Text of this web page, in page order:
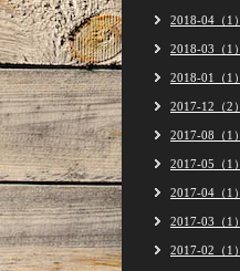
2018-04（1）
2018-03（1）
2018-01（1）
2017-12（2）
2017-08（1）
2017-05（1）
2017-04（1）
2017-03（1）
2017-02（1）